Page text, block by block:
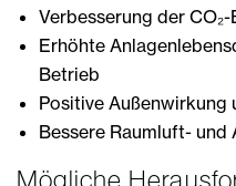
Verbesserung der CO₂-
Erhöhte
Betrieb
Positive Außenwirkung
Bessere Raumluft-
Mögliche